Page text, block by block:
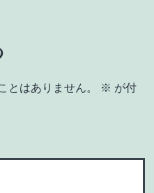
とはありません。 ※ が付